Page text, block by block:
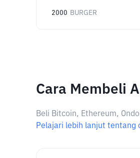
2000 BURGER
Cara Membeli
Beli Bitcoin, Ethereum,
Pelajari lebih lanjut tentang